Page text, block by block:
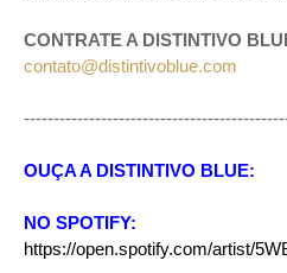
CONTRATE A DISTINTIVO
contato@distintivoblue.com
OUÇA A DISTINTIVO BLUE:
NO SPOTIFY:
https://open.spotify.com/artist/